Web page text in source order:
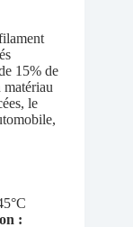
15% de
le
: